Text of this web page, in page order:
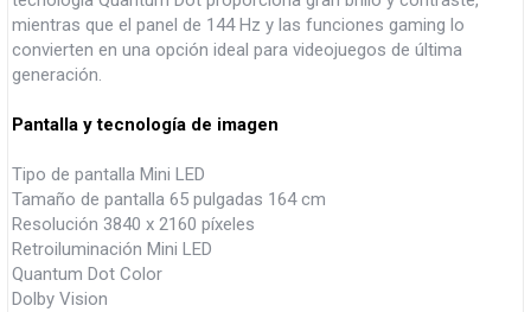
mientras que el panel de 144 Hz y las funciones gaming lo
convierten en una opción ideal para videojuegos de última
generación.
Pantalla y tecnología de imagen
Tipo de pantalla Mini LED
Tamaño de pantalla 65 pulgadas 164 cm
Resolución 3840 x 2160 píxeles
Retroiluminación Mini LED
Quantum Dot Color
Dolby Vision